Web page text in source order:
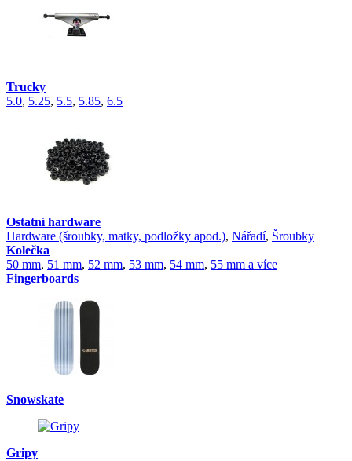
Trucky
5.0, 5.25, 5.5, 5.85, 6.5
Ostatní hardware
Hardware (šroubky, matky, podložky apod.), Nářadí, Šroubky
Kolečka
50 mm, 51 mm, 52 mm, 53 mm, 54 mm, 55 mm a více
Fingerboards
Snowskate
Gripy